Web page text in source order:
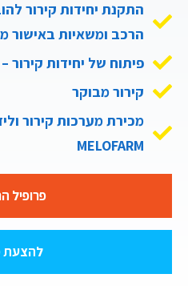
התקנת יחידות קירור
הרכב ומשאיות באישור
פיתוח של יחידות
קירור מבוקר
מכירת מערכות קירור
MELOFARM
פרופיל
להצעת